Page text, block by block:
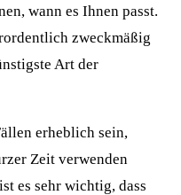
wann es Ihnen passt.
zweckmäßig
Art der
erheblich sein,
Zeit verwenden
es sehr wichtig, dass